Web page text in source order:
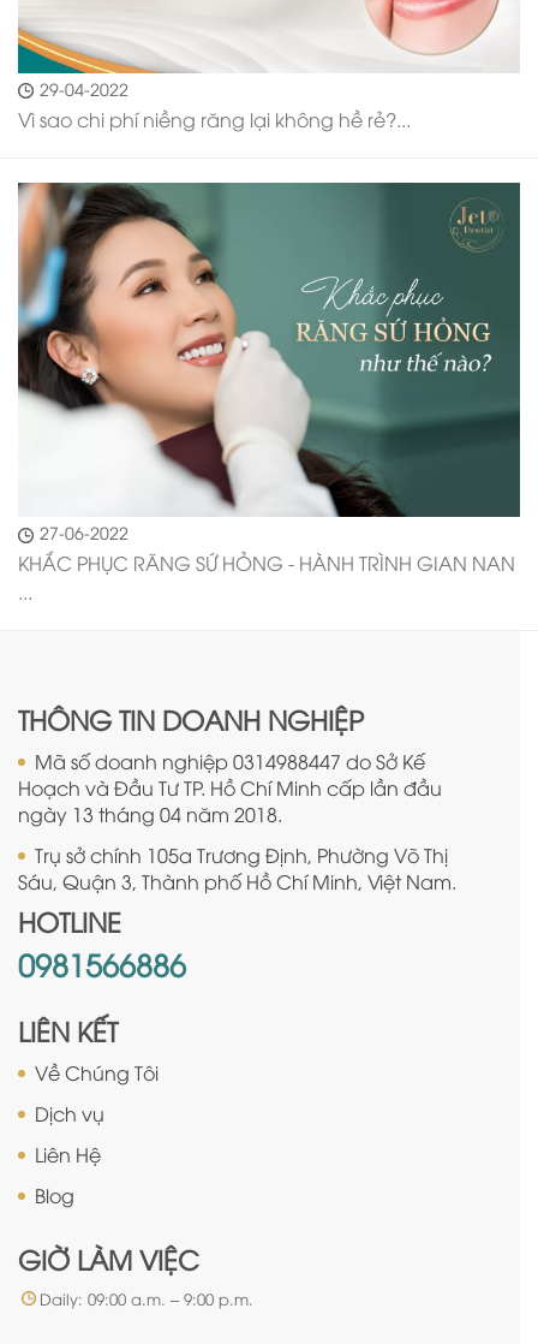
29-04-2022
Vì sao chi phí niềng răng lại không hề rẻ?...
27-06-2022
KHẮC PHỤC RĂNG SỨ HỎNG - HÀNH TRÌNH GIAN NAN
...
THÔNG TIN DOANH NGHIỆP
Mã số doanh nghiệp 0314988447 do Sở Kế
Hoạch và Đầu Tư TP. Hồ Chí Minh cấp lần đầu
ngày 13 tháng 04 năm 2018.
Trụ sở chính 105a Trương Định, Phường Võ Thị
Sáu, Quận 3, Thành phố Hồ Chí Minh, Việt Nam.
HOTLINE
0981566886
LIÊN KẾT
Về Chúng Tôi
Dịch vụ
Liên Hệ
Blog
GIỜ LÀM VIỆC
Daily: 09:00 a.m. – 9:00 p.m.